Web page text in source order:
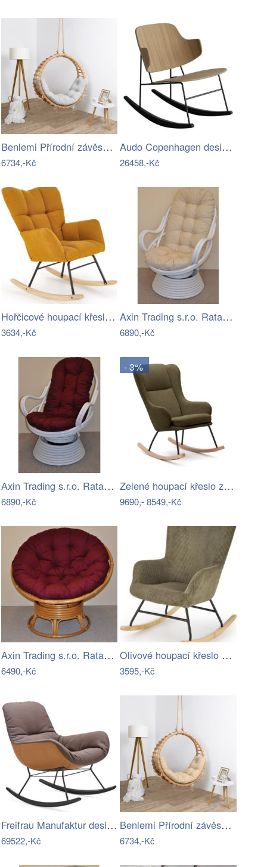
Benlemi Přírodní závěsná houpačka BELLA…
6734,-Kč
Audo Copenhagen designová houpací…
26458,-Kč
Hořčicové houpací křeslo VASCO
3634,-Kč
Axin Trading s.r.o. Ratanové houpací…
6890,-Kč
Axin Trading s.r.o. Ratanové houpací…
6890,-Kč
- 3%
Zelené houpací křeslo z textilie bouclé…
9690,-8549,-Kč
Axin Trading s.r.o. Ratanový papasan…
6490,-Kč
Olivové houpací křeslo BELMIRO
3595,-Kč
Freifrau Manufaktur designová houpací…
69522,-Kč
Benlemi Přírodní závěsná houpačka BELLA…
6734,-Kč